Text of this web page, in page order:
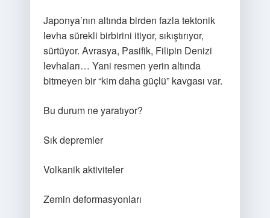
Japonya’nın altında birden fazla tektonik
levha sürekli birbirini itiyor, sıkıştırıyor,
sürtüyor. Avrasya, Pasifik, Filipin Denizi
levhaları… Yani resmen yerin altında
bitmeyen bir “kim daha güçlü” kavgası var.
Bu durum ne yaratıyor?
Sık depremler
Volkanik aktiviteler
Zemin deformasyonları